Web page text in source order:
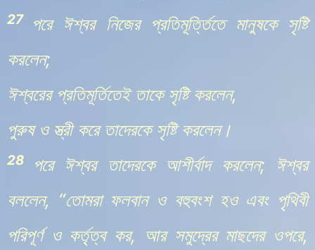
27
পরে ঈশ্বর নিজের প্রতিমূর্ত্তিতে মানুষকে সৃষ্টি
করলেন;
ঈশ্বরের প্রতিমূর্তিতেই তাকে সৃষ্টি করলেন,
পুরুষ ও স্ত্রী করে তাদেরকে সৃষ্টি করলেন।
28
পরে ঈশ্বর তাদেরকে আশীর্বাদ করলেন; ঈশ্বর
বললেন, “তোমরা ফলবান ও বহুবংশ হও এবং পৃথিবী
পরিপূর্ণ ও কর্তৃত্ব কর, আর সমুদ্রের মাছদের ওপরে,